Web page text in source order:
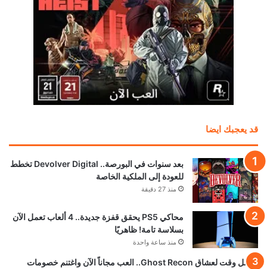
قد يعجبك ايضا
بعد سنوات في البورصة.. Devolver Digital تخطط
للعودة إلى الملكية الخاصة
منذ 27 دقيقة
محاكي PS5 يحقق قفزة جديدة.. 4 ألعاب تعمل الآن
بسلاسة تامة! ظاهريًا
منذ ساعة واحدة
أفضل وقت لعشاق Ghost Recon.. العب مجاناً الآن واغتنم خصومات